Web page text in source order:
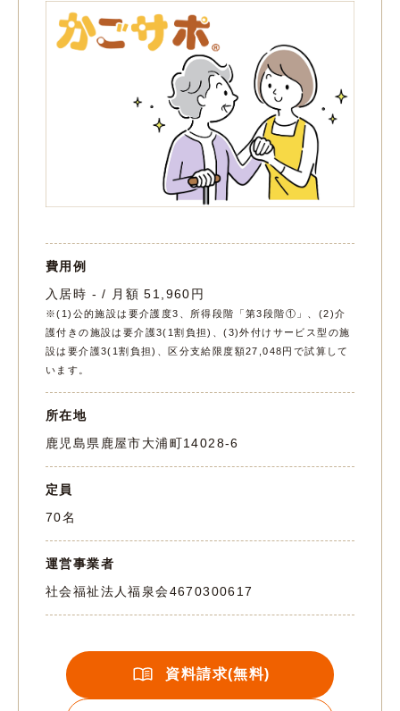
費用例
入居時 - / 月額 51,960円
※(1)公的施設は要介護度3、所得段階「第3段階①」、(2)介
護付きの施設は要介護3(1割負担)、(3)外付けサービス型の施
設は要介護3(1割負担)、区分支給限度額27,048円で試算して
います。
所在地
鹿児島県鹿屋市大浦町14028-6
定員
70名
運営事業者
社会福祉法人福泉会4670300617
資料請求(無料)